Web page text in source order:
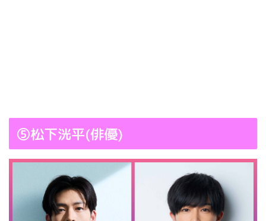
⑤松下洸平(俳優)